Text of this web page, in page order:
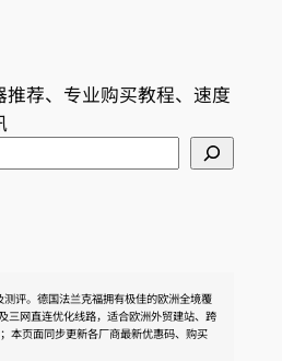
荐、专业购买教程、速度
测评。德国法兰克福拥有极佳的欧洲全境覆
三网直连优化线路，适合欧洲外贸建站、跨
本页面同步更新各厂商最新优惠码、购买